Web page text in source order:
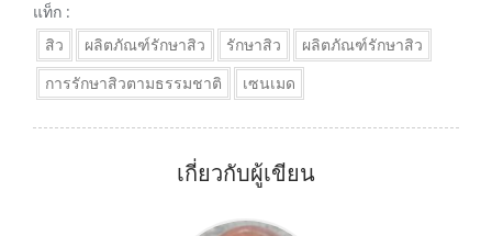
แท็ก :
สิว
ผลิตภัณฑ์รักษาสิว รักษาสิว
ผลิตภัณฑ์รักษาสิว
การรักษาสิวตามธรรมชาติ
เซนเมด
เกี่ยวกับผู้เขียน